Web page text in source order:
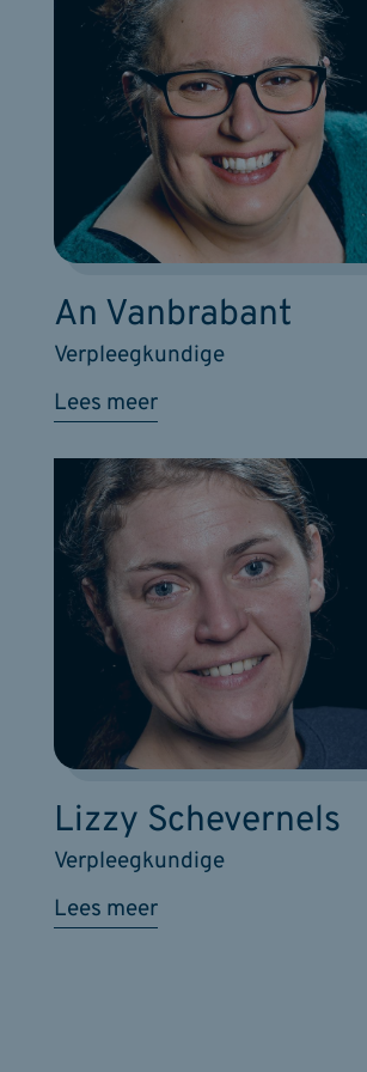
Lees meer
Verpleegkundige
An Vanbrabant
Lees meer
Verpleegkundige
Lizzy Schevernels